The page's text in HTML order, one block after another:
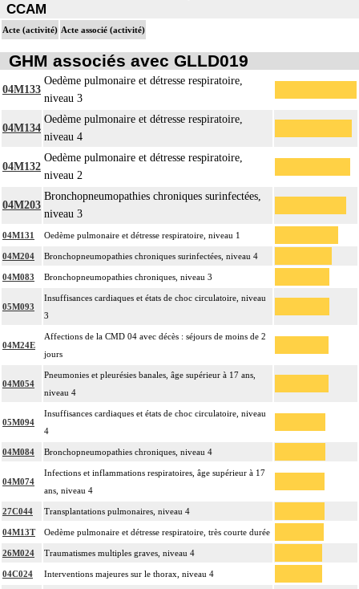
CCAM
Acte (activité) Acte associé (activité)
GHM associés avec GLLD019
04M133
Oedème pulmonaire et détresse respiratoire,
niveau 3
04M134
Oedème pulmonaire et détresse respiratoire,
niveau 4
04M132
Oedème pulmonaire et détresse respiratoire,
niveau 2
04M203
Bronchopneumopathies chroniques surinfectées,
niveau 3
04M131 Oedème pulmonaire et détresse respiratoire, niveau 1
04M204 Bronchopneumopathies chroniques surinfectées, niveau 4
04M083 Bronchopneumopathies chroniques, niveau 3
05M093
Insuffisances cardiaques et états de choc circulatoire, niveau
3
04M24E
Affections de la CMD 04 avec décès : séjours de moins de 2
jours
04M054
Pneumonies et pleurésies banales, âge supérieur à 17 ans,
niveau 4
05M094
Insuffisances cardiaques et états de choc circulatoire, niveau
4
04M084 Bronchopneumopathies chroniques, niveau 4
04M074
Infections et inflammations respiratoires, âge supérieur à 17
ans, niveau 4
27C044 Transplantations pulmonaires, niveau 4
04M13T Oedème pulmonaire et détresse respiratoire, très courte durée
26M024 Traumatismes multiples graves, niveau 4
04C024 Interventions majeures sur le thorax, niveau 4